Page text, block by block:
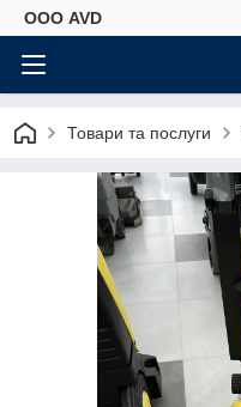
ООО AVD
Товари та послуги